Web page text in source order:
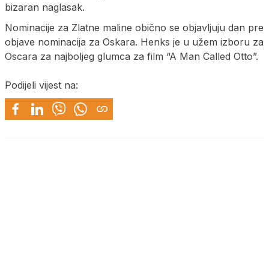
bizaran naglasak.
Nominacije za Zlatne maline obično se objavljuju dan pre
objave nominacija za Oskara. Henks je u užem izboru za
Oscara za najboljeg glumca za film “A Man Called Otto”.
Podijeli vijest na: